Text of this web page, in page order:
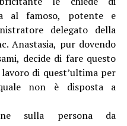
al famoso, potente e
delegato della
Anastasia, pur dovendo
decide di fare questo
di quest’ultima per
non è disposta a
sulla persona da